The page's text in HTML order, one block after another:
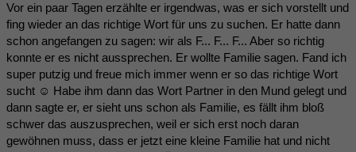
Vor ein paar Tagen erzählte er irgendwas, was er sich vorstellt und
fing wieder an das richtige Wort für uns zu suchen. Er hatte dann
schon angefangen zu sagen: wir als F... F... F... Aber so richtig
konnte er es nicht aussprechen. Er wollte Familie sagen. Fand ich
super putzig und freue mich immer wenn er so das richtige Wort
sucht ☺️ Habe ihm dann das Wort Partner in den Mund gelegt und
dann sagte er, er sieht uns schon als Familie, es fällt ihm bloß
schwer das auszusprechen, weil er sich erst noch daran
gewöhnen muss, dass er jetzt eine kleine Familie hat und nicht